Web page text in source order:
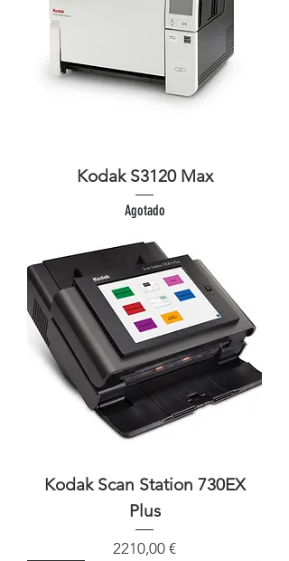
Kodak S3120 Max
Agotado
Kodak Scan Station 730EX
Plus
Precio
2210,00 €